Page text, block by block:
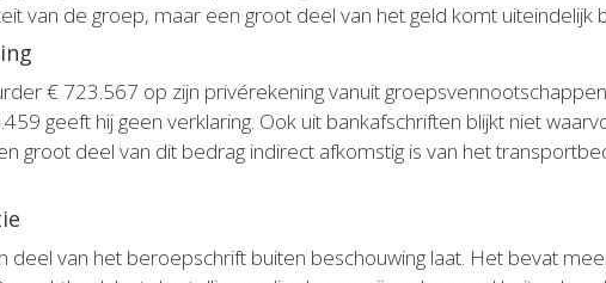
van de groep, maar een groot deel van het geld komt uiteindelijk
€ 723.567 op zijn privérekening vanuit
geeft hij geen verklaring. Ook uit bankafschriften blijkt niet
groot deel van dit bedrag indirect afkomstig is van het
deel van het beroepschrift buiten beschouwing laat. Het bevat